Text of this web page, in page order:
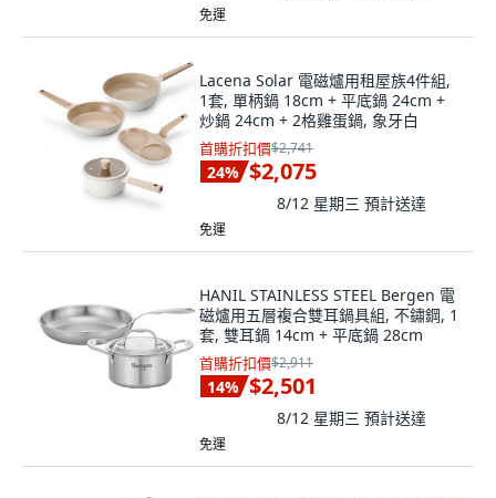
免運
Lacena Solar 電磁爐用租屋族4件組,
1套, 單柄鍋 18cm + 平底鍋 24cm +
炒鍋 24cm + 2格雞蛋鍋, 象牙白
首購折扣價$2,741
24% $2,075
8/12 星期三 預計送達
免運
HANIL STAINLESS STEEL Bergen 電
磁爐用五層複合雙耳鍋具組, 不鏽鋼, 1
套, 雙耳鍋 14cm + 平底鍋 28cm
首購折扣價$2,911
14% $2,501
8/12 星期三 預計送達
免運